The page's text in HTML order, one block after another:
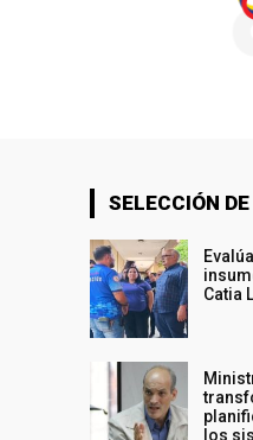
SELECCIÓN DE
Catia
los